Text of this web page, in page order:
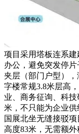
项目采用塔板连系
办公，避免突发停
夹层（部门户型）
字楼常规3.8米层高
业、商务征询、科
米，不只能为企业
国展北坐无缝接驳
高度83米，无需额